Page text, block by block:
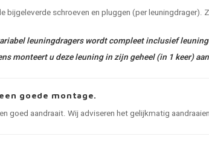
bijgeleverde schroeven en pluggen (per
leuningdragers wordt compleet inclusief
monteert u deze leuning in zijn geheel (in 1 keer)
goede montage.
goed aandraait. Wij adviseren het gelijkmatig